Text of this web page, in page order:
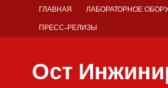
ГЛАВНАЯ ЛАБОРАТОРНОЕ
ПРЕСС-РЕЛИЗЫ
Ост